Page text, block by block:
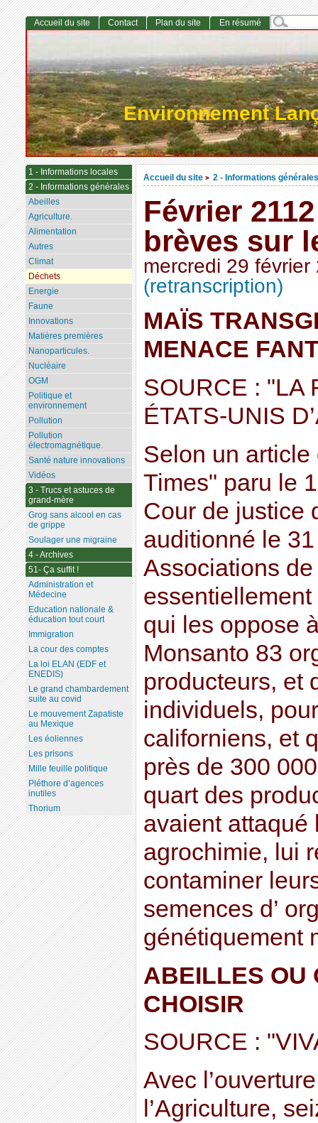
Environnement
Accueil du site > 2 - Informations générales
Février
brèves sur
mercredi 29 février
(retranscription)
MAÏS
MENACE
SOURCE : "LA
ÉTATS-UNIS
Selon un
Times" paru le
Cour de justice
auditionné le
Associations
qui les oppose
Monsanto 83
producteurs, et
individuels,
californiens, et
près de 300
quart des
avaient attaqué
agrochimie, lui
contaminer
semences d’
génétiquement
ABEILLES OU
CHOISIR
SOURCE :
Avec
l’Agriculture,
Accueil du site Contact Plan du site En résumé
1 - Informations locales
2 - Informations générales
Abeilles
Agriculture.
Alimentation
Autres
Climat
Déchets
Energie
Faune
Innovations
Matières premières
Nanoparticules.
Nucléaire
OGM
Politique et
environnement
Pollution
Pollution
électromagnétique.
Santé nature innovations
Vidéos
3 - Trucs et astuces de
grand-mère
Grog sans alcool en cas
de grippe
Soulager une migraine
4 - Archives
51- Ça suffit !
Administration et
Médecine
Education nationale &
éducation tout court
Immigration
La cour des comptes
La loi ELAN (EDF et
ENEDIS)
Le grand chambardement
suite au covid
Le mouvement Zapatiste
au Mexique
Les éoliennes
Les prisons
Mille feuille politique
Pléthore d’agences
inutiles
Thorium